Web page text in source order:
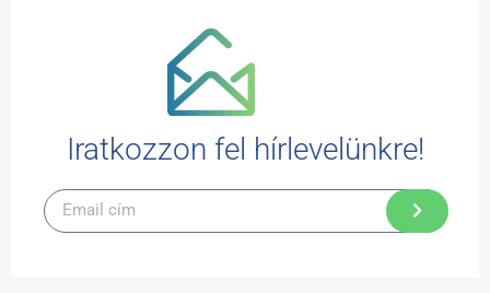
Iratkozzon fel hírlevelünkre!